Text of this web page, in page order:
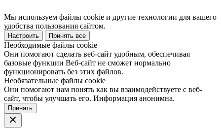
Мы используем файлы cookie и другие технологии для вашего
удобства пользования сайтом.
Настроить Принять все
Необходимые файлы cookie
Они помогают сделать веб-сайт удобным, обеспечивая
базовые функции Веб-сайт не сможет нормально
функционировать без этих файлов.
Необязательные файлы cookie
Они помогают нам понять как вы взаимодействуете с веб-
сайт, чтобы улучшать его. Информация анонимна.
Принять